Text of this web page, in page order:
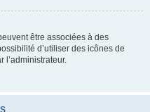
être associées à des
d’utiliser des icônes de
l’administrateur.